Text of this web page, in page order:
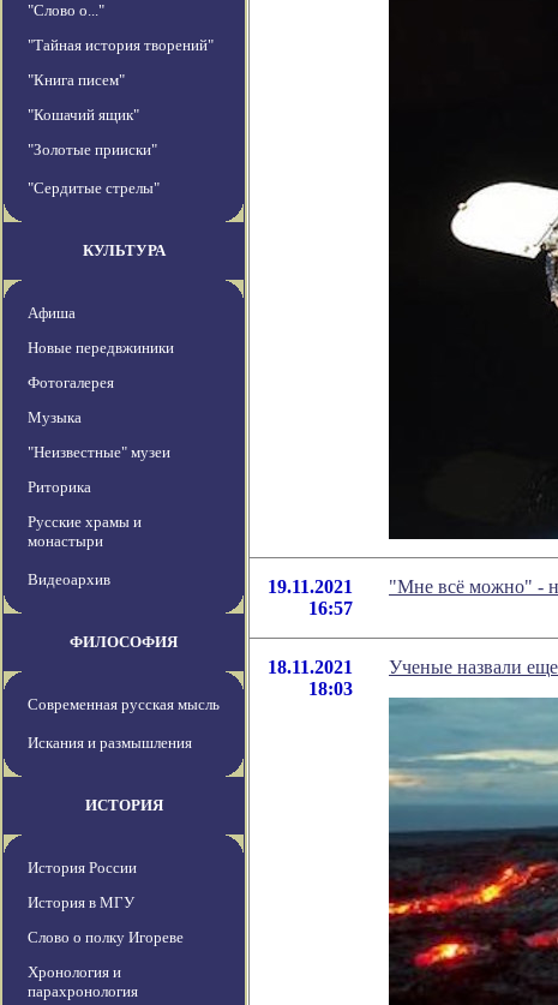
"Слово о..."
"Тайная история творений"
"Книга писем"
"Кошачий ящик"
"Золотые прииски"
"Сердитые стрелы"
КУЛЬТУРА
Афиша
Новые передвжиники
Фотогалерея
Музыка
"Неизвестные" музеи
Риторика
Русские храмы и
монастыри
Видеоархив
ФИЛОСОФИЯ
Современная русская мысль
Искания и размышления
ИСТОРИЯ
История России
История в МГУ
Слово о полку Игореве
Хронология и
парахронология
19.11.2021
16:57
"Мне всё можно" -
18.11.2021
18:03
Ученые назвали